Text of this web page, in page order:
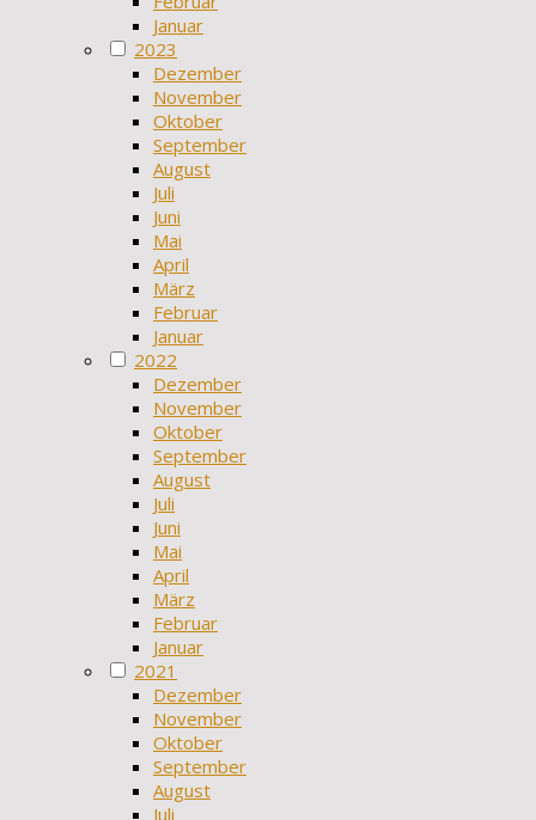
Januar
2023
Dezember
November
Oktober
September
August
Juli
Juni
Mai
April
März
Februar
Januar
2022
Dezember
November
Oktober
September
August
Juli
Juni
Mai
April
März
Februar
Januar
2021
Dezember
November
Oktober
September
August
Juli